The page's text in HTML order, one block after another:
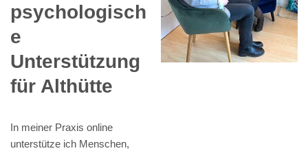
psychologisch
e
Unterstützung
für Althütte
In meiner Praxis online
unterstütze ich Menschen,